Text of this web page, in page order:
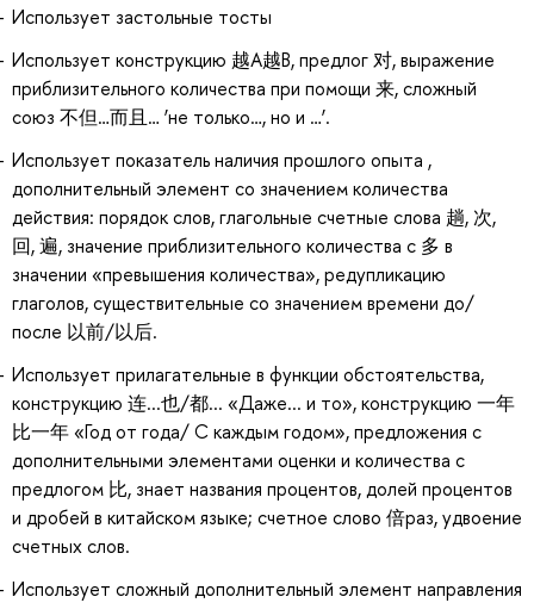
Использует застольные тосты
Использует конструкцию 越А越В, предлог 对, выражение
приблизительного количества при помощи 来, сложный
союз 不但…而且… ‘не только…, но и …’.
Использует показатель наличия прошлого опыта ,
дополнительный элемент со значением количества
действия: порядок слов, глагольные счетные слова 趟, 次,
回, 遍, значение приблизительного количества с 多 в
значении «превышения количества», редупликацию
глаголов, существительные со значением времени до/
после 以前/以后.
Использует прилагательные в функции обстоятельства,
конструкцию 连...也/都... «Даже... и то», конструкцию 一年
比一年 «Год от года/ С каждым годом», предложения с
дополнительными элементами оценки и количества с
предлогом 比, знает названия процентов, долей процентов
и дробей в китайском языке; счетное слово 倍раз, удвоение
счетных слов.
Использует сложный дополнительный элемент направления